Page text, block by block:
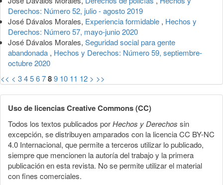
Derechos: Número 52, julio - agosto 2019
José Dávalos Morales, Experiencia formidable , Hechos y
Derechos: Número 57, mayo-junio 2020
José Dávalos Morales, Seguridad social para gente
abandonada , Hechos y Derechos: Número 59, septiembre-
octubre 2020
<< < 3456789 10 11 12 > >>
Uso de licencias Creative Commons (CC)
Todos los textos publicados porHechos y Derechos sin
excepción, se distribuyen amparados con la licencia CC BY-NC
4.0 Internacional, que permite a terceros utilizar lo publicado,
siempre que mencionen la autoría del trabajo y la primera
publicación en esta revista. No se permite utilizar el material
con fines comerciales.